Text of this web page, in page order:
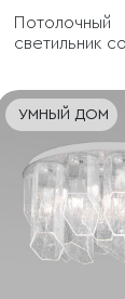
Потолочный
светильник со
УМНЫЙ ДОМ